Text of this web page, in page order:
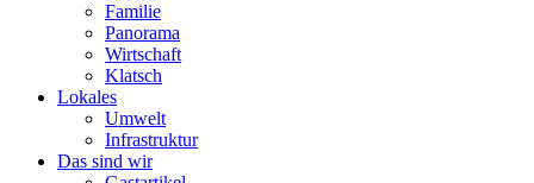
Familie
Panorama
Wirtschaft
Klatsch
Lokales
Umwelt
Infrastruktur
Das sind wir